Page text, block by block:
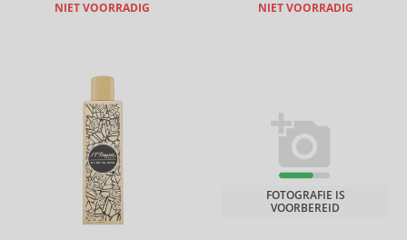
NIET VOORRADIG NIET VOORRADIG
FOTOGRAFIE IS
VOORBEREID